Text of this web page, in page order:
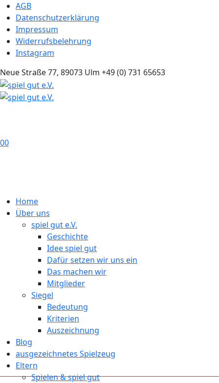
AGB
Datenschutzerklärung
Impressum
Widerrufsbelehrung
Instagram
Neue Straße 77, 89073 Ulm +49 (0) 731 65653
00
Home
Über uns
spiel gut e.V.
Geschichte
Idee spiel gut
Dafür setzen wir uns ein
Das machen wir
Mitglieder
Siegel
Bedeutung
Kriterien
Auszeichnung
Blog
ausgezeichnetes Spielzeug
Eltern
Spielen & spiel gut